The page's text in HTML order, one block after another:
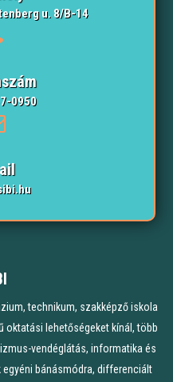
u. 8/B-14
0950
technikum, szakképző iskola
lehetőségeket kínál, több
vendéglátás, informatika és
bánásmódra, differenciált